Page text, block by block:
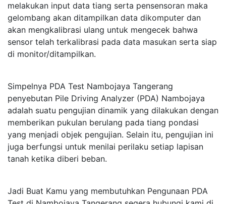
melakukan input data tiang serta pensensoran maka
gelombang akan ditampilkan data dikomputer dan
akan mengkalibrasi ulang untuk mengecek bahwa
sensor telah terkalibrasi pada data masukan serta siap
di monitor/ditampilkan.
Simpelnya PDA Test Nambojaya Tangerang
penyebutan Pile Driving Analyzer (PDA) Nambojaya
adalah suatu pengujian dinamik yang dilakukan dengan
memberikan pukulan berulang pada tiang pondasi
yang menjadi objek pengujian. Selain itu, pengujian ini
juga berfungsi untuk menilai perilaku setiap lapisan
tanah ketika diberi beban.
Jadi Buat Kamu yang membutuhkan Pengunaan PDA